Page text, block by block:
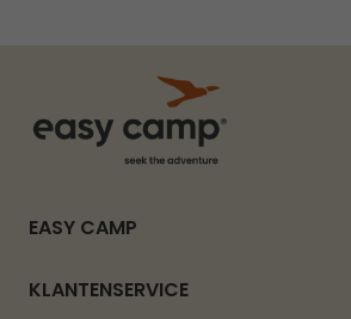
EASY CAMP
KLANTENSERVICE